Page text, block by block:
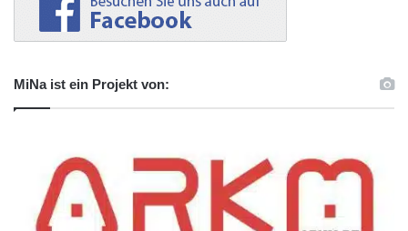
MiNa ist ein Projekt von: